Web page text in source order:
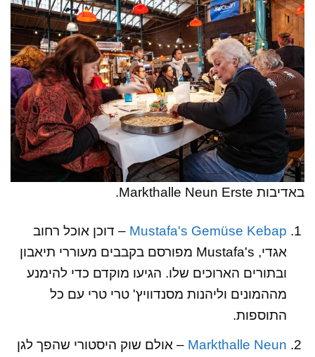
באדיבות Markthalle Neun Erste‏.
Mustafa's Gemüse Kebap – דוכן אוכל רחוב
אגדי, Mustafa's מפורסם בקבבים מעוררי תיאבון
ובתורים הארוכים שלו. הגיעו מוקדם כדי להימנע
מההמונים וליהנות מסנדוויץ' טרי טרי עם כל
התוספות.
Markthalle Neun – אולם שוק היסטורי שהפך לגן